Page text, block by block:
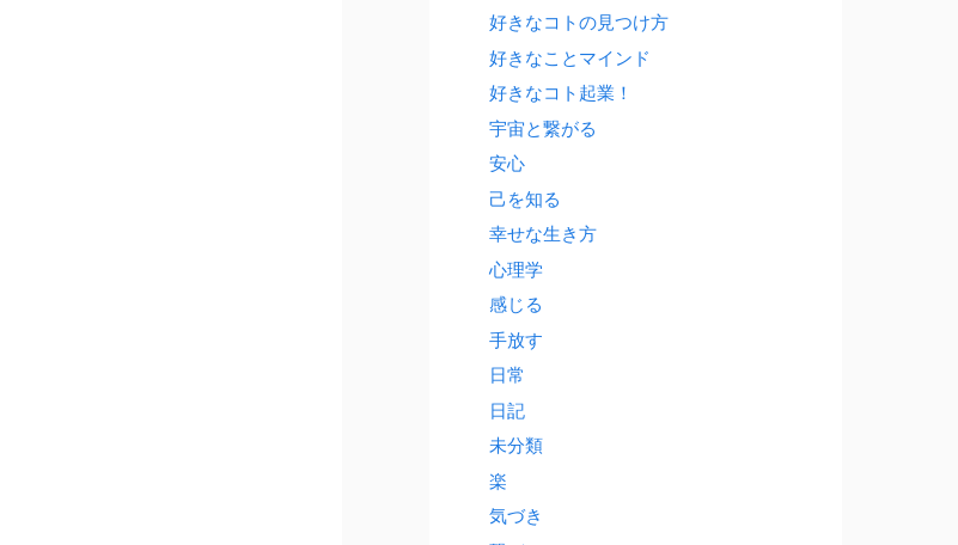
好きなコトの見つけ方
好きなことマインド
好きなコト起業！
宇宙と繋がる
安心
己を知る
幸せな生き方
心理学
感じる
手放す
日常
日記
未分類
楽
気づき